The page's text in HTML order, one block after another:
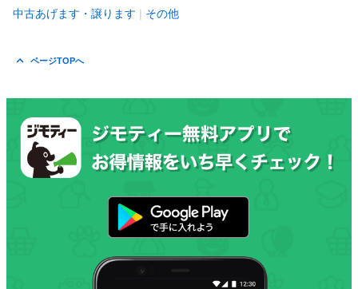
中古あげます・譲ります その他
ページTOPへ